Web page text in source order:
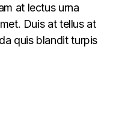
at lectus urna
Duis at tellus at
quis blandit turpis